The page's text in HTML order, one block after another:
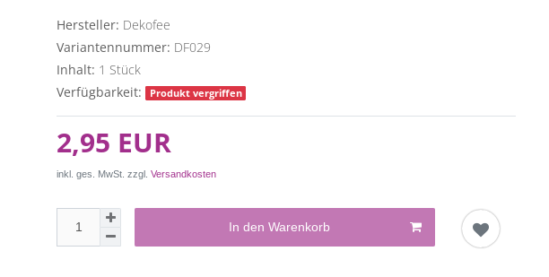
Hersteller: Dekofee
Variantennummer: DF029
Inhalt: 1 Stück
Verfügbarkeit:
Produkt vergriffen
2,95 EUR
inkl. ges. MwSt. zzgl.Versandkosten
In den Warenkorb